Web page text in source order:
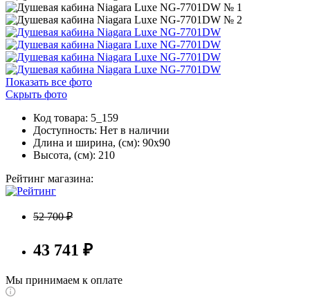
Показать все фото
Скрыть фото
Код товара: 5_159
Доступность: Нет в наличии
Длина и ширина, (см): 90x90
Высота, (см): 210
Рейтинг магазина:
52 700 ₽
43 741 ₽
Мы принимаем к оплате